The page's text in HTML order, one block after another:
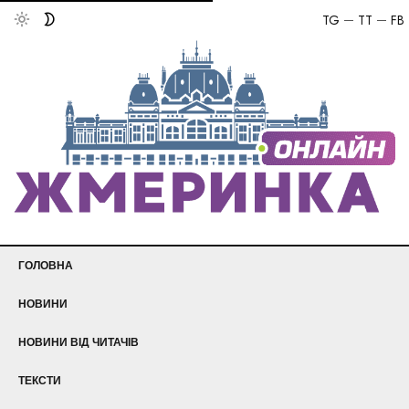
FB
TT
TG
ГОЛОВНА
НОВИНИ
НОВИНИ ВІД ЧИТАЧІВ
ТЕКСТИ